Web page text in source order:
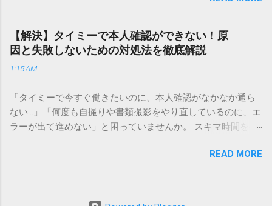
いう特徴があります。地域に密着した各拠点が配送をコント
ロールしているため、現場の状況に合わせた柔軟な相談がし
やすいのがメリットです。まずは、今抱えている悩みがどの
サービスで解決できるかを確認していきましょう。 1. 荷物の
るのが最も効率的です。現在の荷物がいったいどこにあるの
か、いつ届く予定なのかは、お手元の番号一つで判明しま
す。 伝票番号（お問い合わせ番号）を準備する : 送り状（伝
票）の控えに記載されている、数字の並びを確認してくださ
い。これが荷物の識別番号になります。 確認できる内容 : 集
ずです。この記事では、ビジネスからカジュアルな集まりま
で、どのような場面でも堂々と立ち振る舞えるための「一本
締め」の作法を、基礎知識から具体的なセリフ例まで丁寧に
解説します。 一本締めとは？その本質と効果 一本締めは、単
に手を叩いて終わらせる作業ではありません。その時間、そ
て刻み込む伝統的な儀礼です。 一本締めがもたらすポジティ
ブな効果 一体感の創出 参加者全員が一斉に同じリズムを刻む
ことで、集団としての連帯感が生まれます。 心地よい終幕
韻を大切にしながら、すっきりと解散することができます。
「一本締め」と「一丁締め」の違い 一般的に「パン！パン！
【解決】タイミーで本人確認ができない！原
因と失敗しないための対処法を徹底解説
1:15 AM
「タイミーで今すぐ働きたいのに、本人確認がなかなか通ら
ない…」「何度も自撮りや書類撮影をやり直しているのに、エ
ラーが出て進めない」と困っていませんか。 スキマ時間を有
賢い働き方に欠かせないツールです。しかし、その最初の壁
という、もったいない状況になってしまいます。 実は、タイ
READ MORE